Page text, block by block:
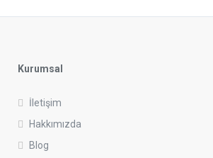
Kurumsal
İletişim
Hakkımızda
Blog